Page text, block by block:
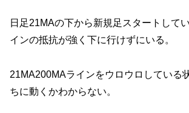
日足21MAの下から新規足スタートして
インの抵抗が強く下に行けずにいる。
21MA200MAラインをウロウロしている
ちに動くかわからない。